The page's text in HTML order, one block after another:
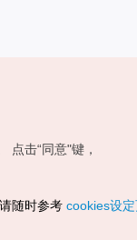
点击“同意"键，
随时参考 cookies设